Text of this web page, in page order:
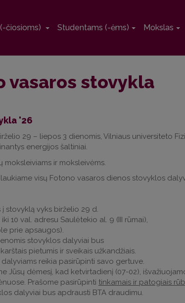
čiosioms) Studentams (-ėms) Mokslas
vasaros stovykla
'26
29 – liepos 3 dienomis, Vilniaus universiteto
energijos šaltiniai.
moksleiviams ir moksleivėms.
visų Fotono vasaros dienos stovyklos
į stovyklą vyks birželio 29 d.
10 val. adresu Saulėtekio al. 9 (III rūmai),
prie apsaugos).
stovyklos dalyviai bus
pietumis ir sveikais užkandžiais.
reikia pasirūpinti savo gertuve.
Jūsų dėmesį, kad ketvirtadienį (07-02),
Prašome pasirūpinti tinkamais ir patogiais
dalyviai bus apdrausti BTA draudimu.